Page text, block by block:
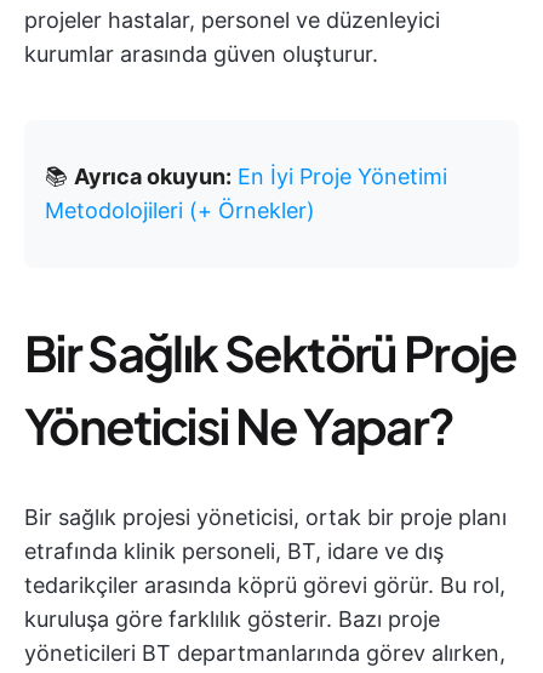
projeler hastalar, personel ve düzenleyici
kurumlar arasında güven oluşturur.
📚 Ayrıca okuyun: En İyi Proje Yönetimi
Metodolojileri (+ Örnekler)
Bir Sağlık Sektörü Proje
Yöneticisi Ne Yapar?
Bir sağlık projesi yöneticisi, ortak bir proje planı
etrafında klinik personeli, BT, idare ve dış
tedarikçiler arasında köprü görevi görür. Bu rol,
kuruluşa göre farklılık gösterir. Bazı proje
yöneticileri BT departmanlarında görev alırken,